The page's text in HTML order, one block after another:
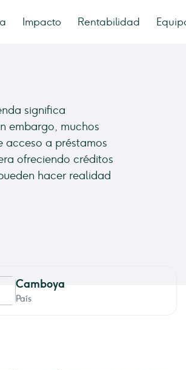
Impacto Rentabilidad
significa
embargo, muchos
acceso a préstamos
ofreciendo créditos
hacer realidad
Camboya
País